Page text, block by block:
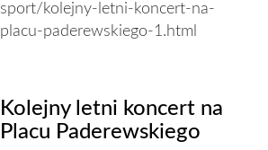
sport/kolejny-letni-koncert-na-
placu-paderewskiego-1.html
Kolejny letni koncert na
Placu Paderewskiego